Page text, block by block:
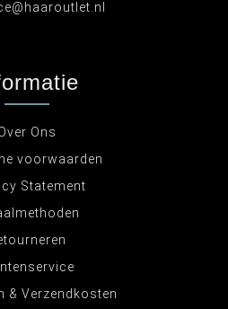
Ons
voorwaarden
Statement
& Verzendkosten